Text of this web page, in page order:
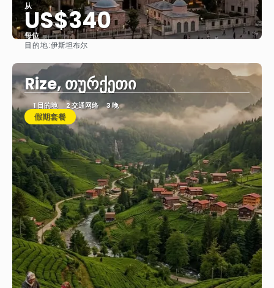
从
US$340
每位
目的地:伊斯坦布尔
Rize, თურქეთი
1 目的地 2 交通网络 3 晚
假期套餐